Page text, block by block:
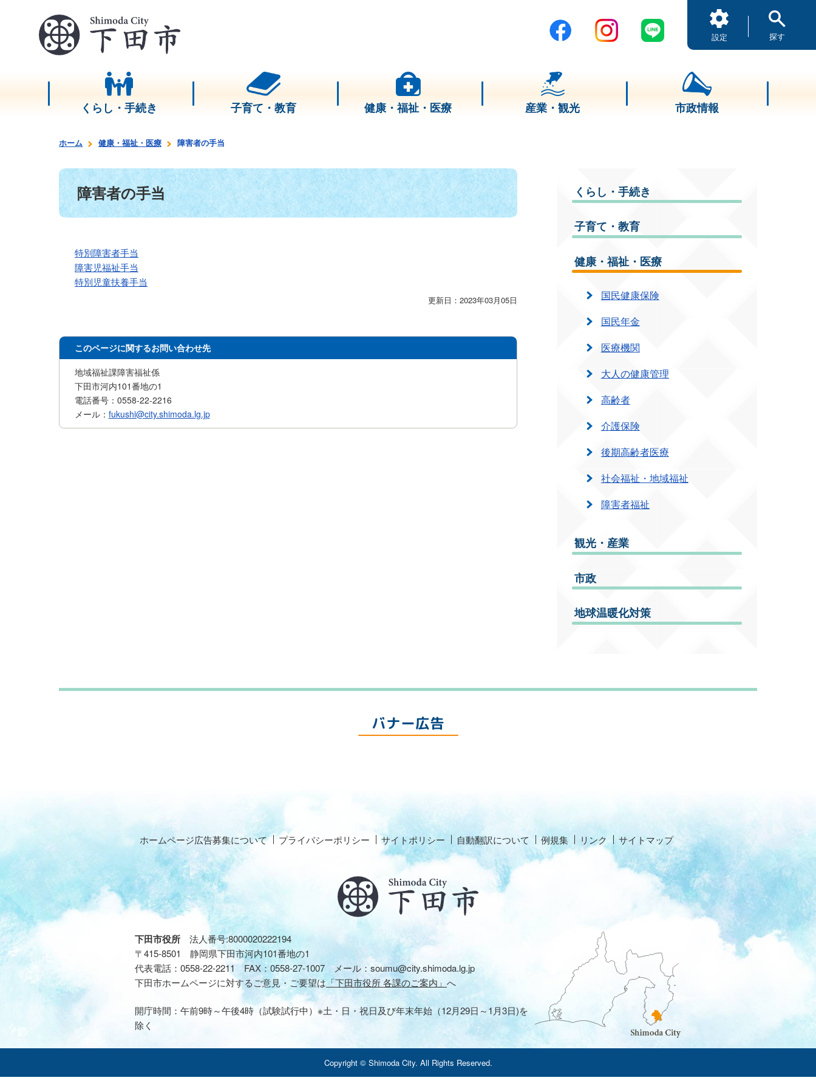
設定 探す
くらし・手続き 子育て・教育 健康・福祉・医療 産業・観光 市政情報
ホーム 健康・福祉・医療 障害者の手当
障害者の手当
特別障害者手当
障害児福祉手当
特別児童扶養手当
更新日：2023年03月05日
このページに関するお問い合わせ先
地域福祉課障害福祉係
下田市河内101番地の1
電話番号：0558-22-2216
メール： fukushi@city.shimoda.lg.jp
くらし・手続き
子育て・教育
健康・福祉・医療
国民健康保険
国民年金
医療機関
大人の健康管理
高齢者
介護保険
後期高齢者医療
社会福祉・地域福祉
障害者福祉
観光・産業
市政
地球温暖化対策
バナー広告
ホームページ広告募集について プライバシーポリシー サイトポリシー 自動翻訳について 例規集 リンク サイトマップ
下田市役所 法人番号:8000020222194
〒415-8501 静岡県下田市河内101番地の1
代表電話： 0558-22-2211 FAX：0558-27-1007メール： soumu@city.shimoda.lg.jp
下田市ホームページに対するご意見・ご要望は「下田市役所 各課のご案内」 へ
開庁時間：午前9時～午後4時（試験試行中）※土・日・祝日及び年末年始（12月29日～1月3日)を
除く
Copyright © Shimoda City. All Rights Reserved.